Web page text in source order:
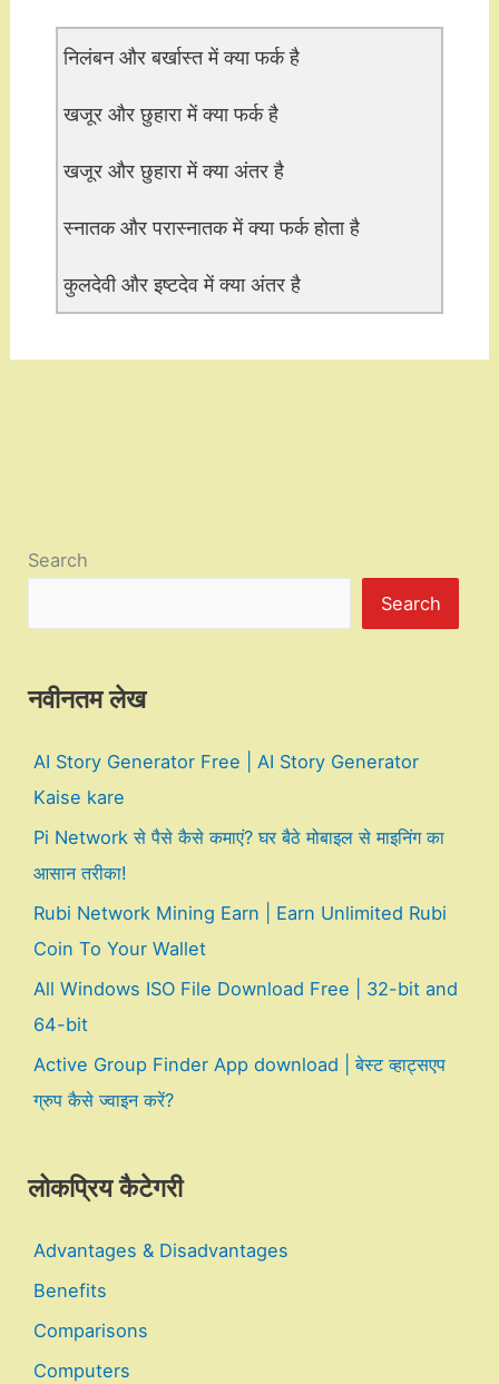
निलंबन और बर्खास्त में क्या फर्क है
खजूर और छुहारा में क्या फर्क है
खजूर और छुहारा में क्या अंतर है
स्नातक और परास्नातक में क्या फर्क होता है
कुलदेवी और इष्टदेव में क्या अंतर है
Search
Search
नवीनतम लेख
AI Story Generator Free | AI Story Generator
Kaise kare
Pi Network से पैसे कैसे कमाएं? घर बैठे मोबाइल से माइनिंग का
आसान तरीका!
Rubi Network Mining Earn | Earn Unlimited Rubi
Coin To Your Wallet
All Windows ISO File Download Free | 32-bit and
64-bit
Active Group Finder App download | बेस्ट व्हाट्सएप
ग्रुप कैसे ज्वाइन करें?
लोकप्रिय कैटेगरी
Advantages & Disadvantages
Benefits
Comparisons
Computers